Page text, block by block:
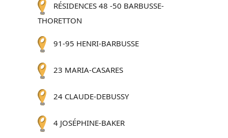
RÉSIDENCES 48 -50 BARBUSSE-
THORETTON
91-95 HENRI-BARBUSSE
23 MARIA-CASARES
24 CLAUDE-DEBUSSY
4 JOSÉPHINE-BAKER